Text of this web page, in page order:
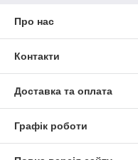
Про нас
Контакти
Доставка та оплата
Графік роботи